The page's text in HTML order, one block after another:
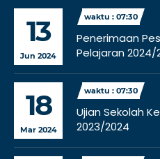
13
Jun 2024
waktu : 07:30
Penerimaan
Pelajaran 2024/
18
Mar 2024
waktu : 07:30
Ujian Sekolah
2023/2024